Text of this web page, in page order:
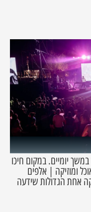
יומיים. במקום חיכו
ומוזיקה | אלפים
אחת הגדולות שידעה